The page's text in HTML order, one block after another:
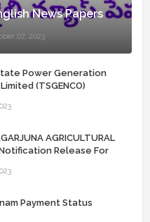
News Papers
07, 2023
Power Generation
(TSGENCO)
Posts
AGRICULTURAL
Notification Release For
Payment Status